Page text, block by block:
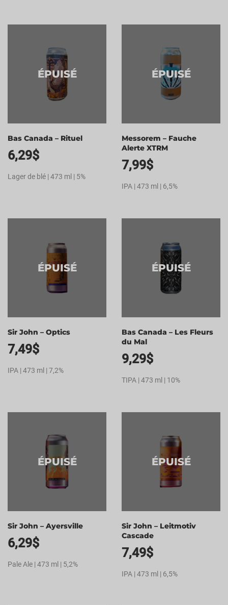
ÉPUISÉ
Bas Canada – Rituel
6,29$
Lager de blé | 473 ml | 5%
ÉPUISÉ
Messorem – Fauche
Alerte XTRM
7,99$
IPA | 473 ml | 6,5%
ÉPUISÉ
Sir John – Optics
7,49$
IPA | 473 ml | 7,2%
ÉPUISÉ
Bas Canada – Les Fleurs
du Mal
9,29$
TIPA | 473 ml | 10%
ÉPUISÉ
Sir John – Ayersville
6,29$
Pale Ale | 473 ml | 5,2%
ÉPUISÉ
Sir John – Leitmotiv
Cascade
7,49$
IPA | 473 ml | 6,5%